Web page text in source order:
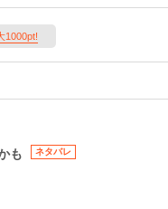
1000pt!
も ネタバレ